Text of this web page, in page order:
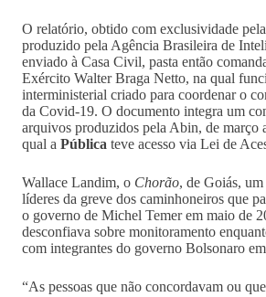
O relatório, obtido com exclusividade pela
produzido pela Agência Brasileira de
enviado à Casa Civil, pasta então
Exército Walter Braga Netto, na qual
interministerial criado para coordenar o
da Covid-19. O documento integra um
arquivos produzidos pela Abin, de março
qual a Pública teve acesso via Lei de
Wallace Landim, o Chorão, de Goiás,
líderes da greve dos caminhoneiros que
o governo de Michel Temer em maio de
desconfiava sobre monitoramento
com integrantes do governo Bolsonaro
“As pessoas que não concordavam ou